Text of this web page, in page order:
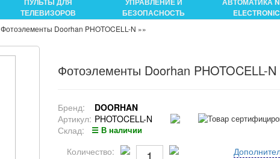
ТЕЛЕВИЗОРОВ
БЕЗОПАСНОСТЬ
Фотоэлементы Doorhan PHOTOCELL-N »»
Фотоэлементы Doorhan PHOTOCELL-N
Бренд:
DOORHAN
Артикул: PHOTOCELL-N
Склад:
☰ В наличии
Количество: